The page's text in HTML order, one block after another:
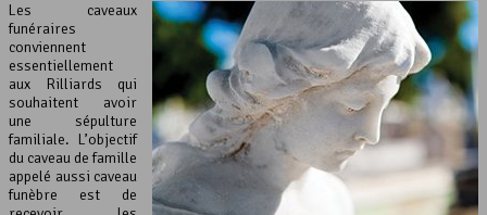
Les caveaux
funéraires
conviennent
essentiellement
aux Rilliards qui
souhaitent avoir
une sépulture
familiale. L’objectif
du caveau de famille
appelé aussi caveau
funèbre est de